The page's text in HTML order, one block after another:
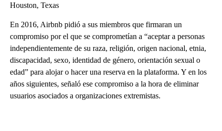
Houston, Texas
En 2016, Airbnb pidió a sus miembros que firmaran un
compromiso por el que se comprometían a “aceptar a personas
independientemente de su raza, religión, origen nacional, etnia,
discapacidad, sexo, identidad de género, orientación sexual o
edad” para alojar o hacer una reserva en la plataforma. Y en los
años siguientes, señaló ese compromiso a la hora de eliminar
usuarios asociados a organizaciones extremistas.